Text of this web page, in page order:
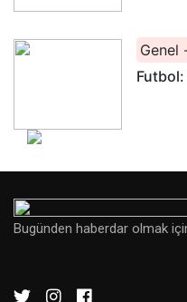
Genel
Bugünden haberdar olmak